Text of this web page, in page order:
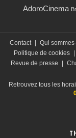
AdoroCinema
Contact | Qui
Politique de cookies |
Revue de presse
|
Retrouvez tous les